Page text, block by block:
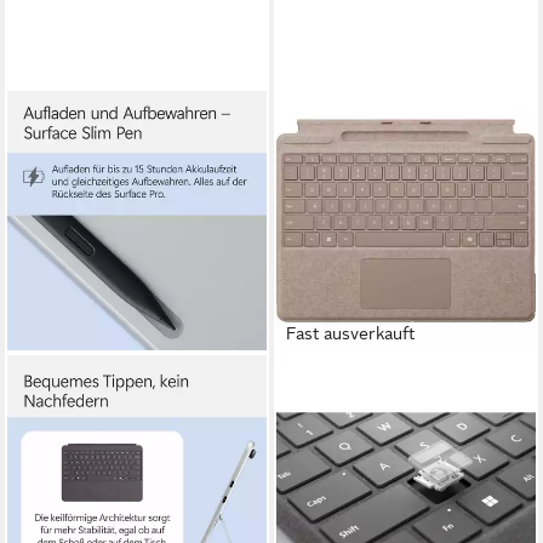
Fast ausverkauft
Keyboard mit Tastatur
ab 179,85 €
16,43 €
mtl. in 12 Raten
lieferbar - in 6-7 Werktagen bei dir